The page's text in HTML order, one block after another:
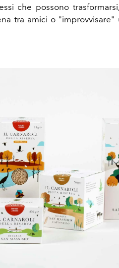
che possono
tra amici o "improvvisare"